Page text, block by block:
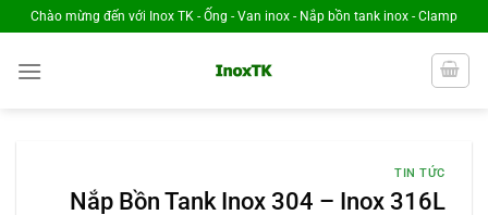
Chuyển
đến
nội
Chào mừng đến với Inox TK - Ống - Van inox - Nắp bồn tank inox - Clamp
TIN TỨC
Nắp Bồn Tank Inox 304 – Inox 316L